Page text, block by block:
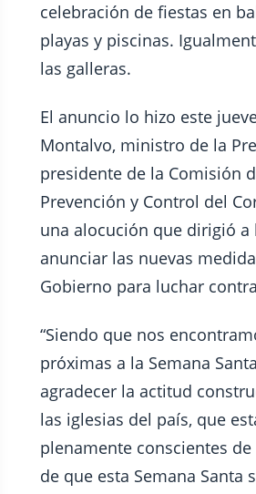
celebración de fiestas en
playas y piscinas.
las galleras.
El anuncio lo hizo este
Montalvo, ministro de la
presidente de la Comisión
Prevención y Control del
una alocución que dirigió a
anunciar las nuevas
Gobierno para luchar
“Siendo que nos
próximas a la Semana
agradecer la actitud
las iglesias del país, que
plenamente conscientes
de que esta Semana Santa